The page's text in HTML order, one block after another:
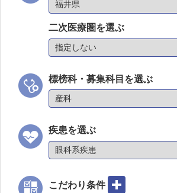
二次医療圏を選ぶ
標榜科・募集科目を選ぶ
疾患を選ぶ
こだわり条件